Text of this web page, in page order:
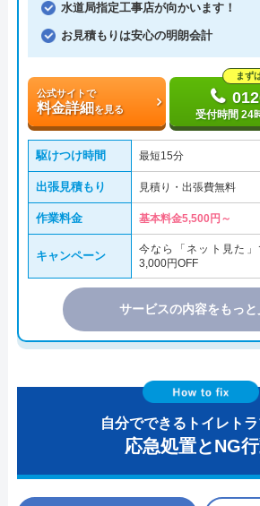
水道局指定工事店が向かいます！
お見積もりは安心の明朗会計
公式サイトで
料金詳細を見る
まず
受付時間 24
駆けつけ時間 最短15分
出張見積もり 見積り・出張費無料
作業料金 基本料金5,500円～
キャンペーン
今なら「ネット見た」
3,000円OFF
サービスの内容をもっと
自分でできるトイレト
応急処置とNG